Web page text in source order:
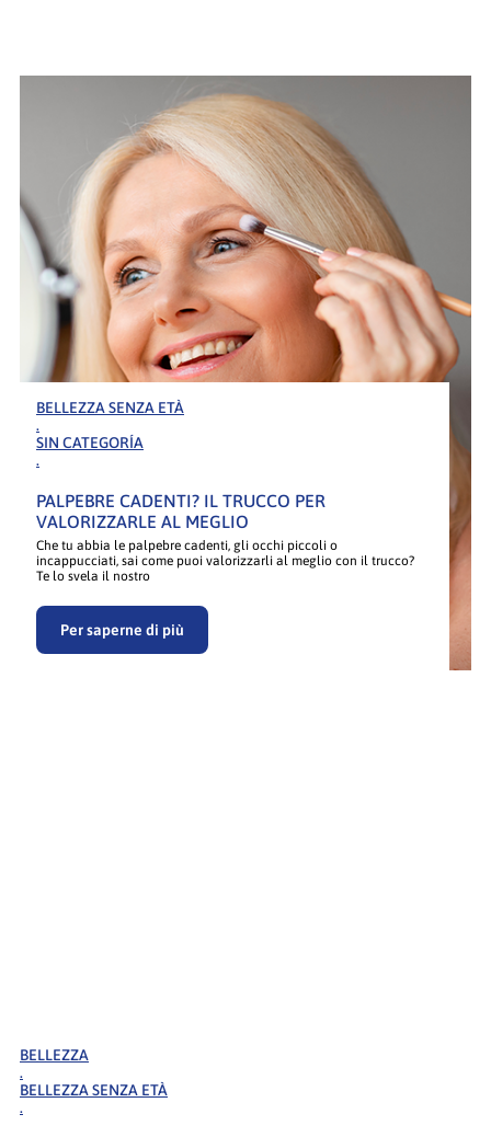
BELLEZZA SENZA ETÀ
.
SIN CATEGORÍA
.
PALPEBRE CADENTI? IL TRUCCO PER
VALORIZZARLE AL MEGLIO
Che tu abbia le palpebre cadenti, gli occhi piccoli o
incappucciati, sai come puoi valorizzarli al meglio con il trucco?
Te lo svela il nostro
Per saperne di più
BELLEZZA
.
BELLEZZA SENZA ETÀ
.